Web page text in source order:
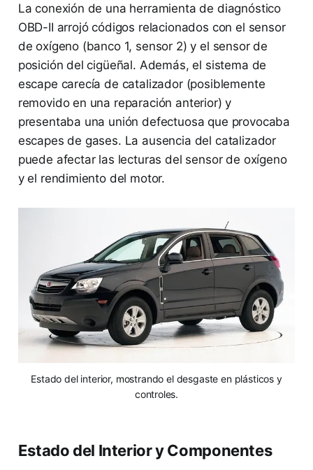
La conexión de una herramienta de diagnóstico
OBD-II arrojó códigos relacionados con el sensor
de oxígeno (banco 1, sensor 2) y el sensor de
posición del cigüeñal. Además, el sistema de
escape carecía de catalizador (posiblemente
removido en una reparación anterior) y
presentaba una unión defectuosa que provocaba
escapes de gases. La ausencia del catalizador
puede afectar las lecturas del sensor de oxígeno
y el rendimiento del motor.
Estado del interior, mostrando el desgaste en plásticos y
controles.
Estado del Interior y Componentes